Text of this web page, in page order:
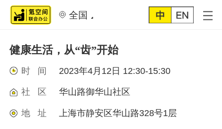
全国
健康生活，从“齿”开始
时 间 2023年4月12日 12:30-15:30
社 区 华山路御华山社区
地 址 上海市静安区华山路328号1层